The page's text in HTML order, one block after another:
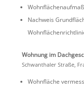
Nachweis
Wohnung im
Schwan­thaler Straße,
Wohnfläche